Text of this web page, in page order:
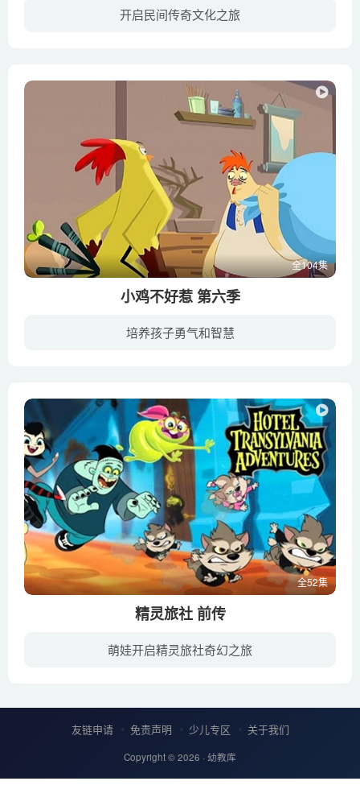
开启民间传奇文化之旅
全104集
小鸡不好惹 第六季
培养孩子勇气和智慧
全52集
精灵旅社 前传
萌娃开启精灵旅社奇幻之旅
友链申请 免责声明 少儿专区 关于我们
Copyright © 2026 · 幼教库